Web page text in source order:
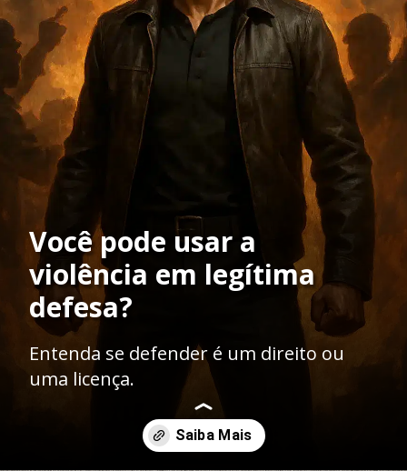
Você pode usar a
violência em legítima
defesa?
Entenda se defender é um direito ou
uma licença.